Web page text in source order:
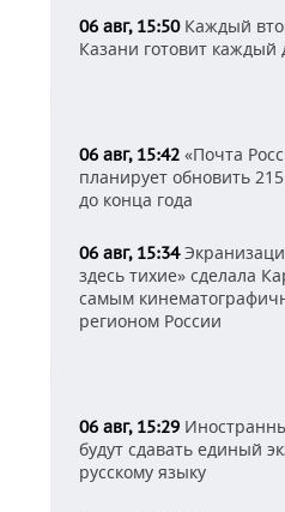
06 авг, 15:50Каждый
Казани готовит каждый
06 авг, 15:42 «Почта
планирует обновить
до конца года
06 авг, 15:34
здесь тихие» сделала
самым
регионом России
06 авг, 15:29
будут сдавать единый
русскому языку